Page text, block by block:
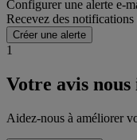
Configurer une alerte e-
Recevez des
Créer une alerte
1
Votre avis nous
Aidez-nous à améliorer